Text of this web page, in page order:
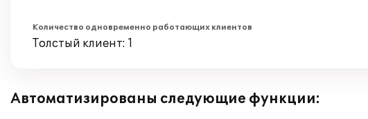
Количество одновременно работающих клиентов
Толстый клиент: 1
Автоматизированы следующие функции: